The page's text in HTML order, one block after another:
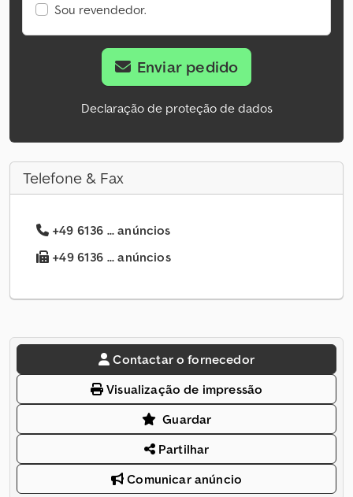
Sou revendedor.
Enviar pedido
Declaração de proteção de dados
Telefone & Fax
+49 6136 ... anúncios
+49 6136 ... anúncios
Contactar o fornecedor
Visualização de impressão
Guardar
Partilhar
Comunicar anúncio